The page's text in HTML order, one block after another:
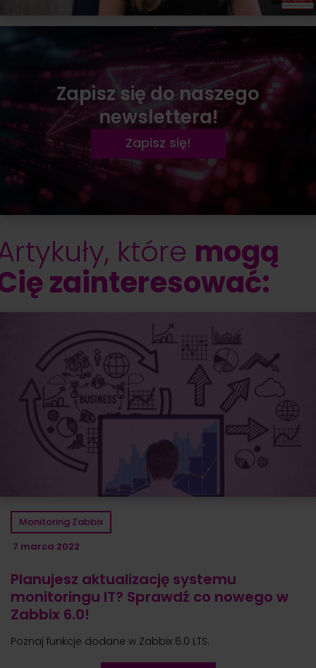
Zapisz się do naszego
newslettera!
Zapisz się!
które mogą
zainteresować:
Monitoring Zabbix
7 marca 2022
Planujesz aktualizację systemu
monitoringu IT? Sprawdź co nowego w
Zabbix 6.0!
Poznaj funkcje dodane w Zabbix 6.0 LTS.